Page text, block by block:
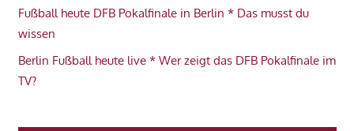
Fußball heute DFB Pokalfinale in Berlin * Das musst du
wissen
Berlin Fußball heute live * Wer zeigt das DFB Pokalfinale im
TV?